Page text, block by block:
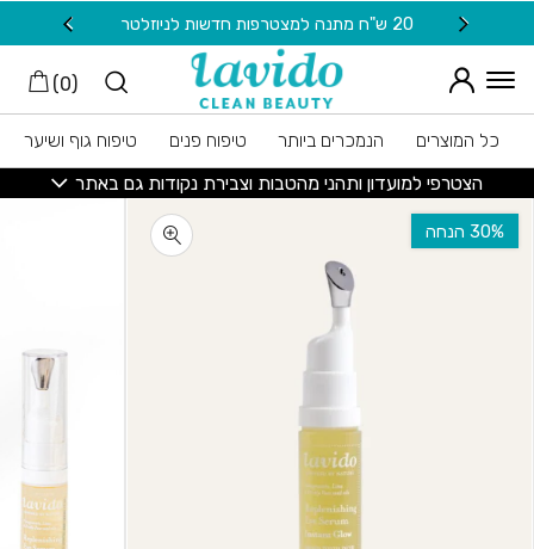
Skip to Content משלוח חינם בקנייה מעל 149 ש"ח
(
0
)
כל המוצרים הנמכרים ביותר טיפוח פנים
טיפוח גוף ושיער
הצטרפי למועדון ותהני מהטבות וצבירת נקודות גם באתר
‫30% הנחה
בחזרה למעלה